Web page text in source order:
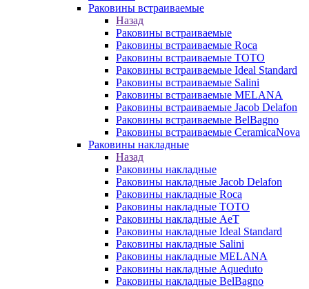
Раковины встраиваемые
Назад
Раковины встраиваемые
Раковины встраиваемые Roca
Раковины встраиваемые TOTO
Раковины встраиваемые Ideal Standard
Раковины встраиваемые Salini
Раковины встраиваемые MELANA
Раковины встраиваемые Jacob Delafon
Раковины встраиваемые BelBagno
Раковины встраиваемые CeramicaNova
Раковины накладные
Назад
Раковины накладные
Раковины накладные Jacob Delafon
Раковины накладные Roca
Раковины накладные TOTO
Раковины накладные AeT
Раковины накладные Ideal Standard
Раковины накладные Salini
Раковины накладные MELANA
Раковины накладные Aqueduto
Раковины накладные BelBagno